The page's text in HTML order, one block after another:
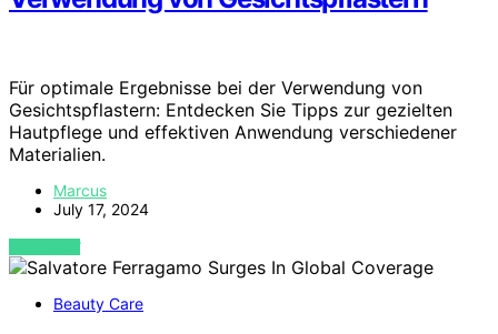
Für optimale Ergebnisse bei der Verwendung von
Gesichtspflastern: Entdecken Sie Tipps zur gezielten
Hautpflege und effektiven Anwendung verschiedener
Materialien.
Marcus
July 17, 2024
VIEW POST
Beauty Care